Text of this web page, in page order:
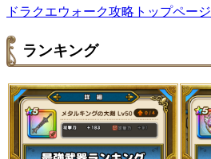
ドラクエウォーク攻略トップページ
ランキング